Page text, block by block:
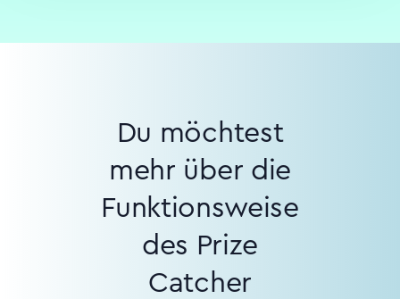
Du möchtest
mehr über die
Funktionsweise
des Prize
Catcher